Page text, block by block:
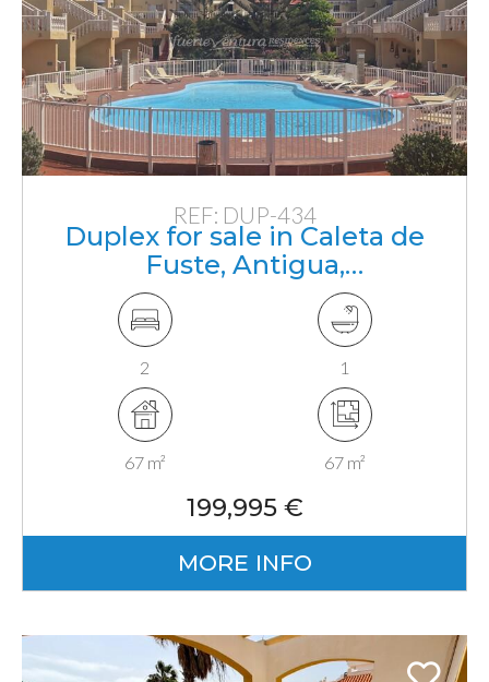
REF: DUP-434
Duplex for sale in Caleta de
Fuste, Antigua,
Fuerteventura, Canarias
2 1
67 m² 67 m²
199,995 €
MORE INFO